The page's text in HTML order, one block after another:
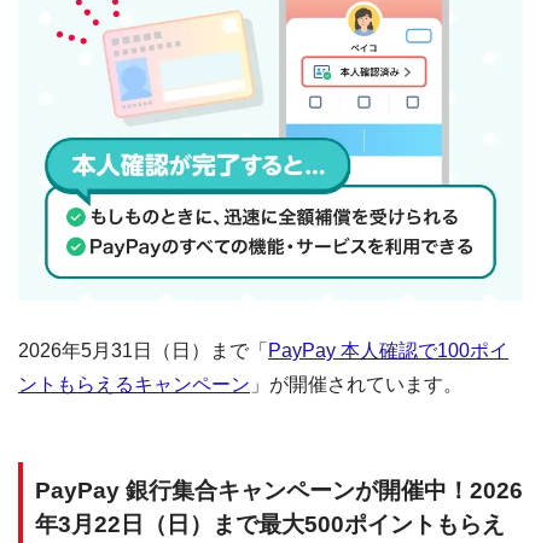
2026年5月31日（日）まで「 PayPay 本人確認で100ポイ
ントもらえるキャンペーン 」が開催されています。
PayPay 銀行集合キャンペーンが開催中！2026
年3月22日（日）まで最大500ポイントもらえ